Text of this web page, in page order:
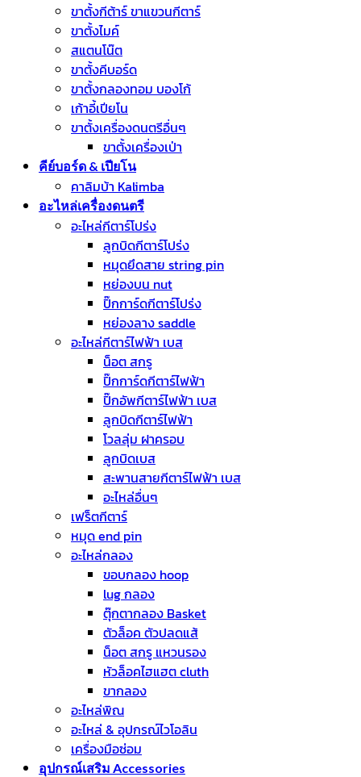
ขาตั้งกีต้าร์ ขาแขวนกีตาร์
ขาตั้งไมค์
สแตนโน๊ต
ขาตั้งคีบอร์ด
ขาตั้งกลองทอม บองโก้
เก้าอี้เปียโน
ขาตั้งเครื่องดนตรีอื่นๆ
ขาตั้งเครื่องเป่า
คีย์บอร์ด & เปียโน
คาลิมบ้า Kalimba
อะไหล่เครื่องดนตรี
อะไหล่กีตาร์โปร่ง
ลูกบิดกีตาร์โปร่ง
หมุดยึดสาย string pin
หย่องบน nut
ปิ๊กการ์ดกีตาร์โปร่ง
หย่องลาง saddle
อะไหล่กีตาร์ไฟฟ้า เบส
น็อต สกรู
ปิ๊กการ์ดกีตาร์ไฟฟ้า
ปิ๊กอัพกีตาร์ไฟฟ้า เบส
ลูกบิดกีตาร์ไฟฟ้า
โวลลุ่ม ฝาครอบ
ลูกบิดเบส
สะพานสายกีตาร์ไฟฟ้า เบส
อะไหล่อื่นๆ
เฟร็ตกีตาร์
หมุด end pin
อะไหล่กลอง
ขอบกลอง hoop
lug กลอง
ตุ๊กตากลอง Basket
ตัวล็อค ตัวปลดแส้
น็อต สกรู แหวนรอง
หัวล็อคไฮแฮต cluth
ขากลอง
อะไหล่พิณ
อะไหล่ & อุปกรณ์ไวโอลิน
เครื่องมือซ่อม
อุปกรณ์เสริม Accessories